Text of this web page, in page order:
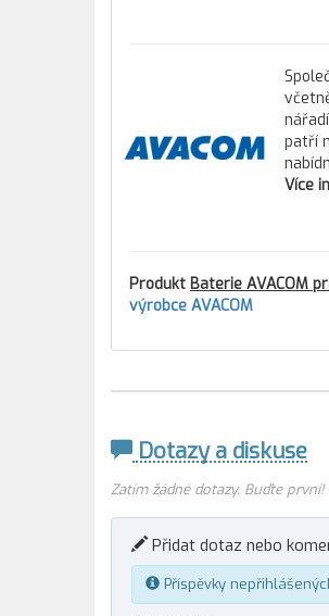
patří
Více
Produkt Baterie AVACOM
výrobce AVACOM
Dotazy a diskuse
Zatím žádné dotazy. Buďte první!
Přidat dotaz nebo
Příspěvky